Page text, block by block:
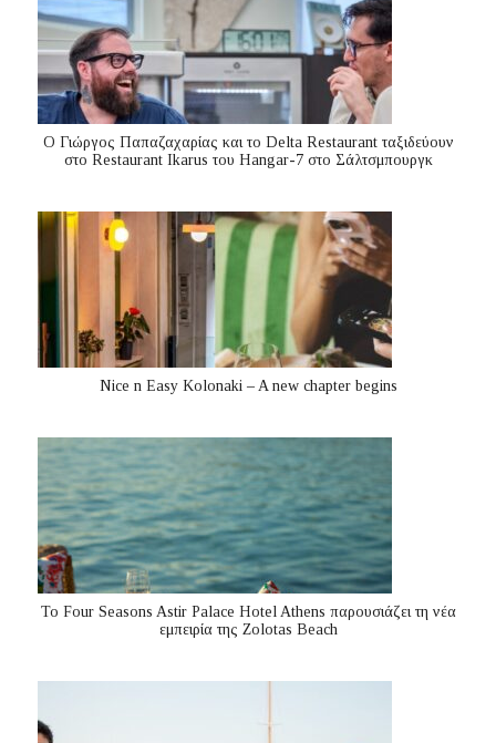
Ο Γιώργος Παπαζαχαρίας και το Delta Restaurant ταξιδεύουν
στο Restaurant Ikarus του Hangar-7 στο Σάλτσμπουργκ
Nice n Easy Kolonaki – A new chapter begins
Το Four Seasons Astir Palace Hotel Athens παρουσιάζει τη νέα
εμπειρία της Zolotas Beach